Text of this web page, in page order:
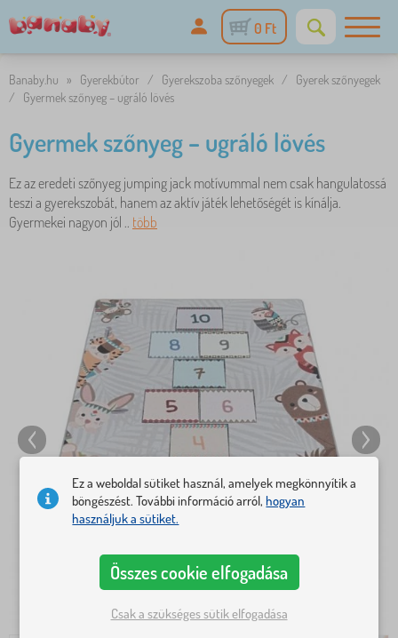
0 Ft
Banaby.hu » Gyerekbútor / Gyerekszoba szőnyegek /
Gyerek szőnyegek
/
Gyermek szőnyeg – ugráló lövés
Gyermek szőnyeg – ugráló lövés
Ez az eredeti szőnyeg jumping jack motívummal nem csak hangulatossá
teszi a gyerekszobát, hanem az aktív játék lehetőségét is kínálja.
Gyermekei nagyon jól .. több
Ez a weboldal sütiket használ, amelyek megkönnyítik a
böngészést. További információ arról,hogyan
használjuk a sütiket.
Összes cookie elfogadása
Csak a szükséges sütik elfogadása